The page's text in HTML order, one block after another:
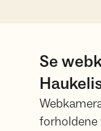
Se
forholdene